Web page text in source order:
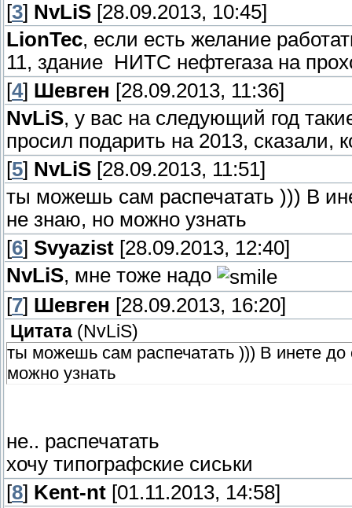
[3] NvLiS [28.09.2013, 10:45]
LionTec, если есть желание
11, здание НИТС нефтегаза на
[4] Шевген [28.09.2013, 11:36]
NvLiS, у вас на следующий год
просил подарить на 2013, сказали,
[5] NvLiS [28.09.2013, 11:51]
ты можешь сам распечатать ))) В
не знаю, но можно узнать
[6] Svyazist [28.09.2013, 12:40]
NvLiS, мне тоже надо
[7] Шевген [28.09.2013, 16:20]
Цитата (NvLiS)
ты можешь сам распечатать ))) В инете до
можно узнать
не.. распечатать
хочу типографские сиськи
[8] Kent-nt [01.11.2013, 14:58]